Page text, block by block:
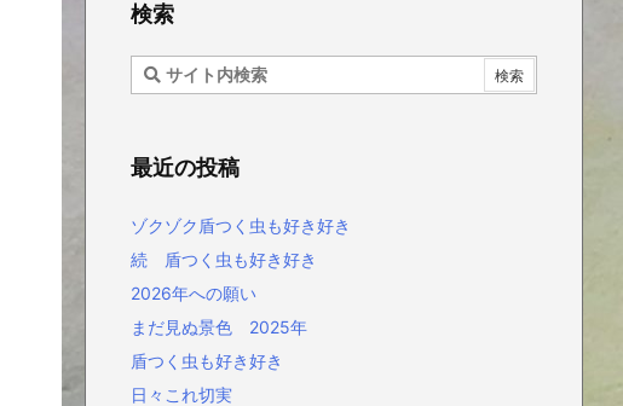
検索
最近の投稿
ゾクゾク盾つく虫も好き好き
続 盾つく虫も好き好き
2026年への願い
まだ見ぬ景色 2025年
盾つく虫も好き好き
日々これ切実